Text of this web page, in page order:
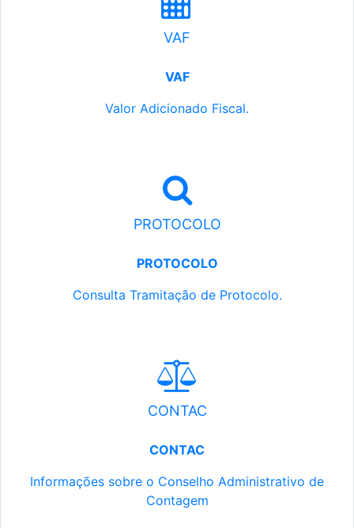
VAF
VAF
Valor Adicionado Fiscal.
PROTOCOLO
PROTOCOLO
Consulta Tramitação de Protocolo.
CONTAC
CONTAC
Informações sobre o Conselho Administrativo de
Contagem